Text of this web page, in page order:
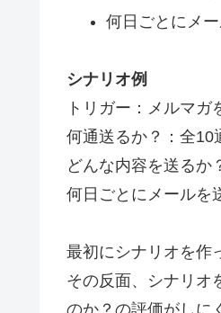
何日ごとにメ
シナリオ例
トリガー：メルマ
何通送るか？：全10
どんな内容を送るか
何日ごとにメール
最初にシナリオを作
その反面、シナリオ